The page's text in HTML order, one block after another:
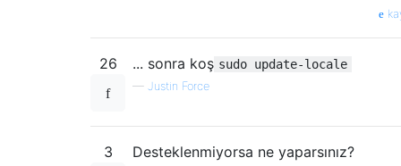
26 ... sonra koş sudo update-locale
— Justin Force
3 Desteklenmiyorsa ne yaparsınız?